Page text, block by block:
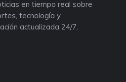
en tiempo real sobre
tecnología y
actualizada 24/7.